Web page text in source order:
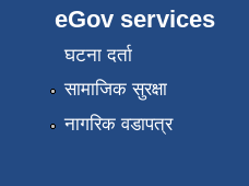
eGov services
घटना दर्ता
सामाजिक सुरक्षा
नागरिक वडापत्र